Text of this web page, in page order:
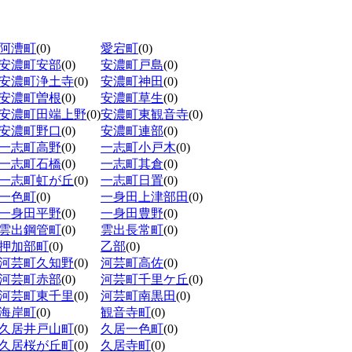
漕町(0) 愛宕町(0)
濃町安部(0) 安濃町戸島(0)
濃町浄土寺(0) 安濃町神田(0)
濃町曽根(0) 安濃町草生(0)
濃町田端上野(0)安濃町東観音寺(0)
濃町野口(0) 安濃町連部(0)
志町高野(0) 一志町小戸木(0)
志町石橋(0) 一志町其倉(0)
志町虹が丘(0) 一志町日置(0)
色町(0) 一身田上津部田(0)
身田平野(0) 一身田豊野(0)
出鋼管町(0) 雲出長常町(0)
加部町(0) 乙部(0)
芸町久知野(0) 河芸町高佐(0)
芸町赤部(0) 河芸町千里ケ丘(0)
芸町東千里(0) 河芸町南黒田(0)
岸町(0) 観音寺町(0)
居井戸山町(0) 久居一色町(0)
居桜が丘町(0) 久居寺町(0)